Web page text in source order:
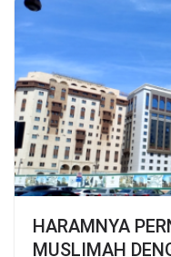
HARAMNYA
MUSLIMAH